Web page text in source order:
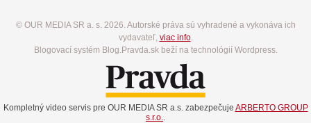
© OUR MEDIA SR a. s. 2026. Autorské práva sú vyhradené a vykonáva ich
vydavateľ, viac info.
Blogovací systém Blog.Pravda.sk beží na technológií Wordpress.
Kompletný video servis pre OUR MEDIA SR a.s. zabezpečuje ARBERTO GROUP
s.r.o..